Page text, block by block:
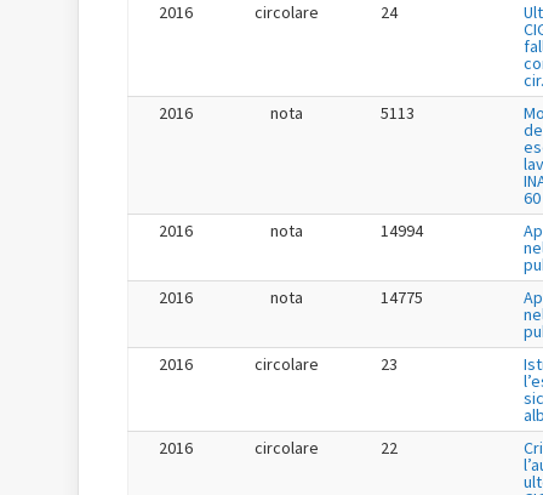
2016
circolare 24
2016
nota 5113
2016
nota 14994
2016
nota 14775
2016
circolare 23
2016
circolare 22